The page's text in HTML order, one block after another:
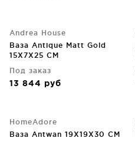
Andrea House
Ваза Antique Matt Gold
15X7X25 CM
Под заказ
13 844 руб
HomeAdore
Ваза Antwan 19X19X30 CM